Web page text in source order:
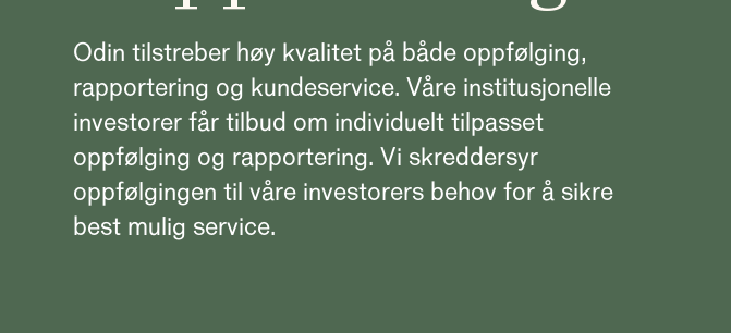
Odin tilstreber høy kvalitet på både oppfølging,
rapportering og kundeservice. Våre institusjonelle
investorer får tilbud om individuelt tilpasset
oppfølging og rapportering. Vi skreddersyr
oppfølgingen til våre investorers behov for å sikre
best mulig service.